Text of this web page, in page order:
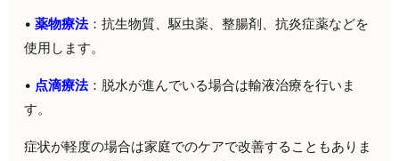
•薬物療法：抗生物質、駆虫薬、整腸剤、抗炎症薬などを
使用します。
• 点滴療法：脱水が進んでいる場合は輸液治療を行いま
す。
症状が軽度の場合は家庭でのケアで改善することもありま